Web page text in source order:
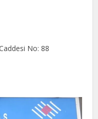
No: 88